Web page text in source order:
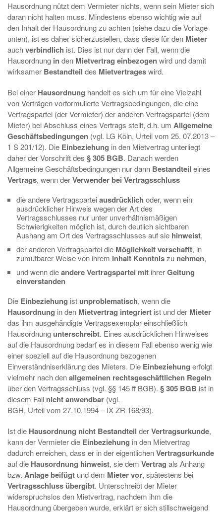
Hausordnung nützt dem Vermieter nichts, wenn sein Mieter sich
daran nicht halten muss. Mindestens ebenso wichtig wie auf
den Inhalt der Hausordnung zu achten (siehe dazu die Vorlage
unten), ist es daher sicherzustellen, dass diese für den Mieter
auchverbindlich ist. Dies ist nur dann der Fall, wenn die
Hausordnung inden Mietvertrag einbezogenwird und damit
wirksamer Bestandteil des Mietvertrageswird.
Bei einer Hausordnung handelt es sich um für eine Vielzahl
von Verträgen vorformulierte Vertragsbedingungen, die eine
Vertragspartei (der Vermieter) der anderen Vertragspartei (dem
Mieter) bei Abschluss eines Vertrags stellt, d.h. um Allgemeine
Geschäftsbedingungen (vgl. LG Köln, Urteil vom 25. 07.2013 –
1 S 201/12). Die Einbeziehung in den Mietvertrag unterliegt
daher der Vorschrift des § 305 BGB. Danach werden
Allgemeine Geschäftsbedingungen nur dann Bestandteil eines
Vertrags, wenn derVerwender bei Vertragsschluss
die andere Vertragsparteiausdrücklich oder, wenn ein
ausdrücklicher Hinweis wegen der Art des
Vertragsschlusses nur unter unverhältnismäßigen
Schwierigkeiten möglich ist, durch deutlich sichtbaren
Aushang am Ort des Vertragsschlusses auf sie hinweist,
der anderen Vertragspartei die Möglichkeit verschafft, in
zumutbarer Weise von ihrem Inhalt Kenntniszu nehmen,
und wenn dieandere Vertragspartei mit ihrerGeltung
einverstanden
Die Einbeziehung ist unproblematisch, wenn die
Hausordnung in den Mietvertrag integriert ist und der Mieter
das ihm ausgehändigte Vertragsexemplar einschließlich
Hausordnung unterschreibt. Eines ausdrücklichen Hinweises
auf die Hausordnung bedarf es in diesem Fall ebenso wenig wie
einer speziell auf die Hausordnung bezogenen
Einverständniserklärung des Mieters. Die Einbeziehung erfolgt
vielmehr nach denallgemeinen rechtsgeschäftlichen Regeln
über den Vertragsschluss (vgl. §§ 145 ff BGB). § 305 BGB ist in
diesem Fall nicht anwendbar (vgl.
BGH, Urteil vom 27.10.1994 – IX ZR 168/93).
Ist die Hausordnung nicht Bestandteil derVertragsurkunde,
kann der Vermieter die Einbeziehung in den Mietvertrag
dadurch erreichen, dass er in der eigentlichenVertragsurkunde
auf die Hausordnung hinweist, sie dem Vertrag als Anhang
bzw. Anlage beifügt und dem Mieter vor, spätestens bei
Vertragsschluss übergibt. Unterschreibt der Mieter
widerspruchslos den Mietvertrag, nachdem ihm die
Hausordnung übergeben wurde, erklärt er sich stillschweigend